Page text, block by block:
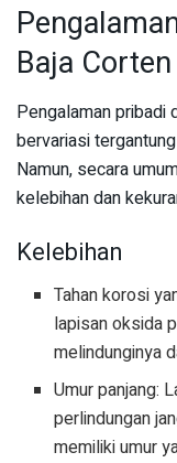
Baja Corten
Pengalaman pribadi
bervariasi
Namun, secara
kelebihan dan
Kelebihan
Tahan korosi
lapisan oksida
melindunginya
Umur panjang:
perlindungan
memiliki umur